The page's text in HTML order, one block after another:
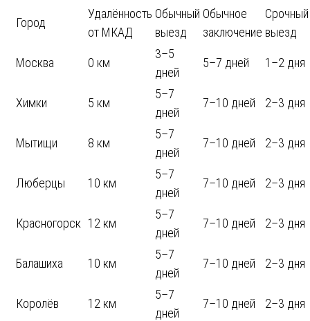
Город
Удалённость
от МКАД
Обычный
выезд
Обычное
заключение
Срочный
выезд
Москва 0 км
3–5
дней
5–7 дней 1–2 дня
Химки 5 км
5–7
дней
7–10 дней 2–3 дня
Мытищи 8 км
5–7
дней
7–10 дней 2–3 дня
Люберцы 10 км
5–7
дней
7–10 дней 2–3 дня
Красногорск 12 км
5–7
дней
7–10 дней 2–3 дня
Балашиха 10 км
5–7
дней
7–10 дней 2–3 дня
Королёв 12 км
5–7
дней
7–10 дней 2–3 дня